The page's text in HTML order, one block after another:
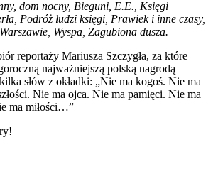
dom nocny, Bieguni, E.E., Księgi
Podróż ludzi księgi, Prawiek i inne czasy,
Wyspa, Zagubiona dusza.
reportaży Mariusza Szczygła, za które
najważniejszą polską nagrodą
słów z okładki: „Nie ma kogoś. Nie ma
Nie ma ojca. Nie ma pamięci. Nie ma
ma miłości…”